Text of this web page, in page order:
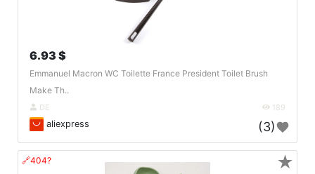
6.93 $
Emmanuel Macron WC Toilette France President Toilet Brush
Make Th..
DE 189
aliexpress (3)
🔗404? ★